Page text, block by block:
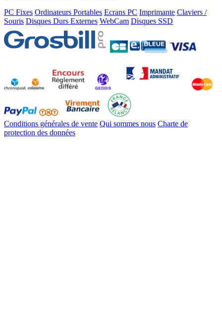
PC Fixes Ordinateurs Portables Ecrans PC Imprimante Claviers /
Souris Disques Durs Externes WebCam Disques SSD
Conditions générales de vente Qui sommes nous Charte de
protection des données